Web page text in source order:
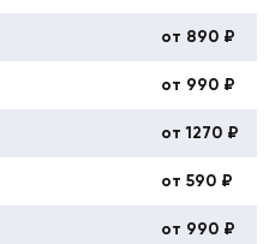
от 890 ₽
от 990 ₽
от 1270 ₽
от 590 ₽
от 990 ₽